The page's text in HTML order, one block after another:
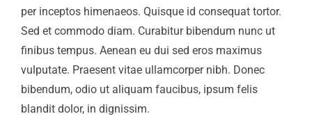
per inceptos himenaeos. Quisque id consequat tortor.
Sed et commodo diam. Curabitur bibendum nunc ut
finibus tempus. Aenean eu dui sed eros maximus
vulputate. Praesent vitae ullamcorper nibh. Donec
bibendum, odio ut aliquam faucibus, ipsum felis
blandit dolor, in dignissim.